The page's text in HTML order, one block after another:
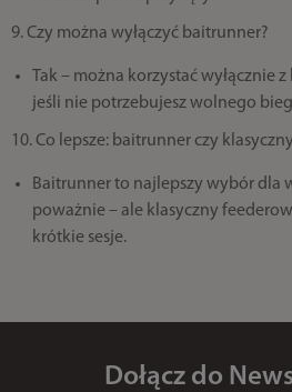
9. Czy można wyłączyć baitrunner?
Tak – można korzystać wyłącznie
jeśli nie potrzebujesz wolnego
10. Co lepsze: baitrunner czy
Baitrunner to najlepszy wybór dla
poważnie – ale klasyczny
krótkie sesje.
Dołącz do